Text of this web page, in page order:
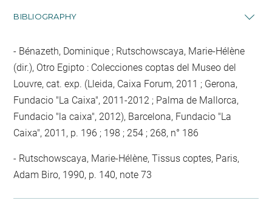
BIBLIOGRAPHY
Bénazeth, Dominique ; Rutschowscaya, Marie-Hélène
(dir.), Otro Egipto : Colecciones coptas del Museo del
Louvre, cat. exp. (Lleida, Caixa Forum, 2011 ; Gerona,
Fundacio "La Caixa", 2011-2012 ; Palma de Mallorca,
Fundacio "la caixa", 2012), Barcelona, Fundacio "La
Caixa", 2011, p. 196 ; 198 ; 254 ; 268, n° 186
Rutschowscaya, Marie-Hélène, Tissus coptes, Paris,
Adam Biro, 1990, p. 140, note 73